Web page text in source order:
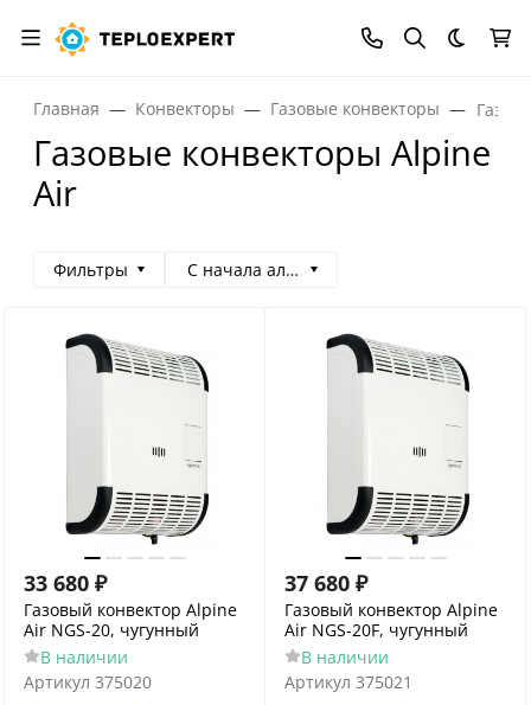
Темная
Главная Конвекторы Газовые конвекторы
Газовые конвекторы Alpine
Air
Фильтры С начала алфавита
33 680 ₽
Газовый конвектор Alpine
Air NGS-20, чугунный
В наличии
Артикул 375020
37 680 ₽
Газовый конвектор Alpine
Air NGS-20F, чугунный
В наличии
Артикул 375021